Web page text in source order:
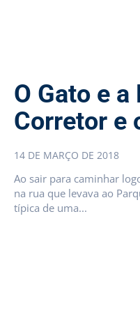
O Gato e
Corretor e
14 DE MARÇO DE 2018
Ao sair para caminhar
na rua que levava ao
típica de uma...